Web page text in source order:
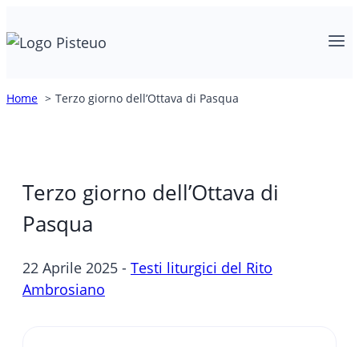
al
Home Terzo giorno dell’Ottava di Pasqua
Terzo giorno dell’Ottava di
Pasqua
22 Aprile 2025 - Testi liturgici del Rito
Ambrosiano